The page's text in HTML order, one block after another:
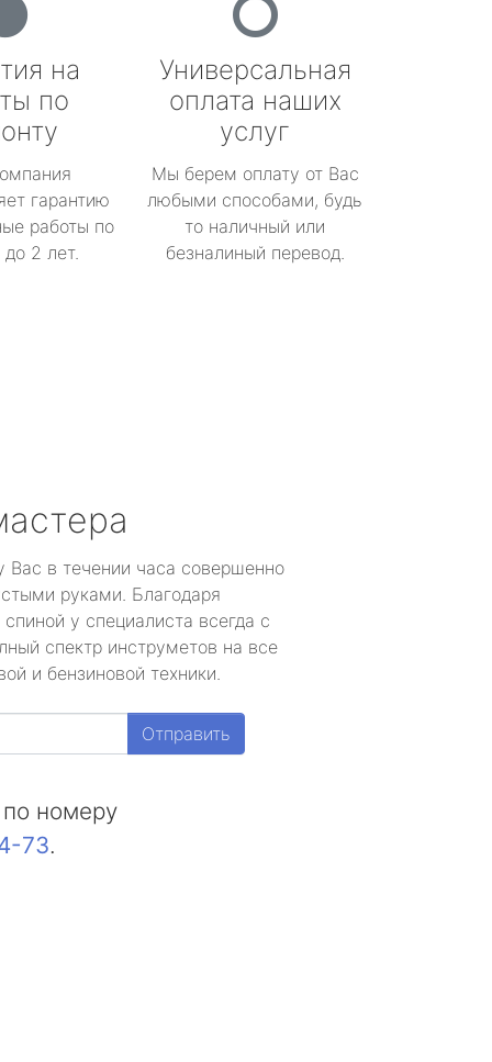
на
по
гарантию
работы по
2 лет.
Универсальная
оплата наших
услуг
Мы берем оплату от Вас
любыми способами, будь
то наличный или
безналиный перевод.
Вас в течении часа совершенно
руками. Благодаря
у специалиста всегда с
спектр инструметов на все
и бензиновой техники.
Отправить
номеру
73.